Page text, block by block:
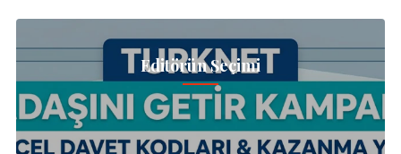
Editörün Seçimi